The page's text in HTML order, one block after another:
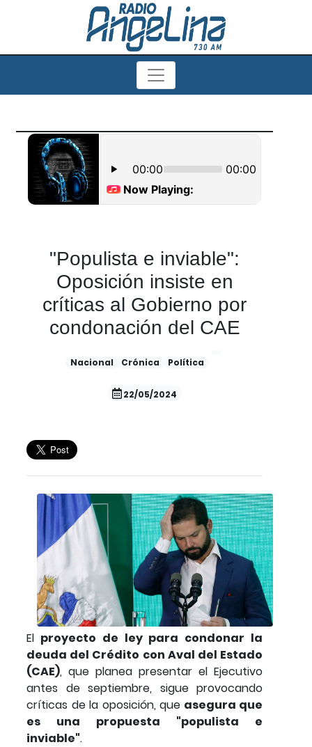
"Populista e inviable":
Oposición insiste en
críticas al Gobierno por
condonación del CAE
Nacional Crónica Política
22/05/2024
El proyecto de ley para condonar la
deuda del Crédito con Aval del Estado
(CAE), que planea presentar el Ejecutivo
antes de septiembre, sigue provocando
críticas de la oposición, que asegura que
es una propuesta "populista e
inviable".